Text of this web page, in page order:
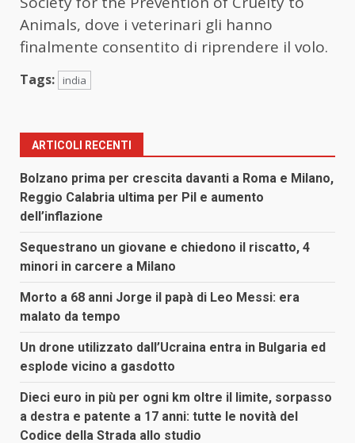
Animals, dove i veterinari gli hanno
finalmente consentito di riprendere il volo.
Tags: india
ARTICOLI RECENTI
Bolzano prima per crescita davanti a Roma e Milano,
Reggio Calabria ultima per Pil e aumento
dell’inflazione
Sequestrano un giovane e chiedono il riscatto, 4
minori in carcere a Milano
Morto a 68 anni Jorge il papà di Leo Messi: era
malato da tempo
Un drone utilizzato dall’Ucraina entra in Bulgaria ed
esplode vicino a gasdotto
Dieci euro in più per ogni km oltre il limite, sorpasso
a destra e patente a 17 anni: tutte le novità del
Codice della Strada allo studio